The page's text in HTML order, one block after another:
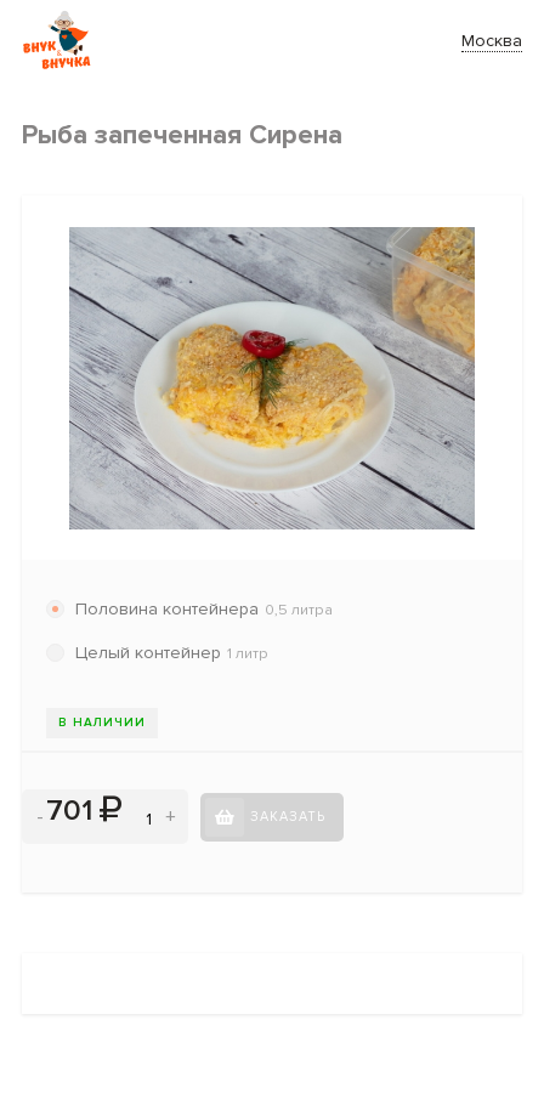
Москва
Рыба запеченная Сирена
Половина контейнера 0,5 литра
Целый контейнер 1 литр
В НАЛИЧИИ
- 701 + ЗАКАЗАТЬ